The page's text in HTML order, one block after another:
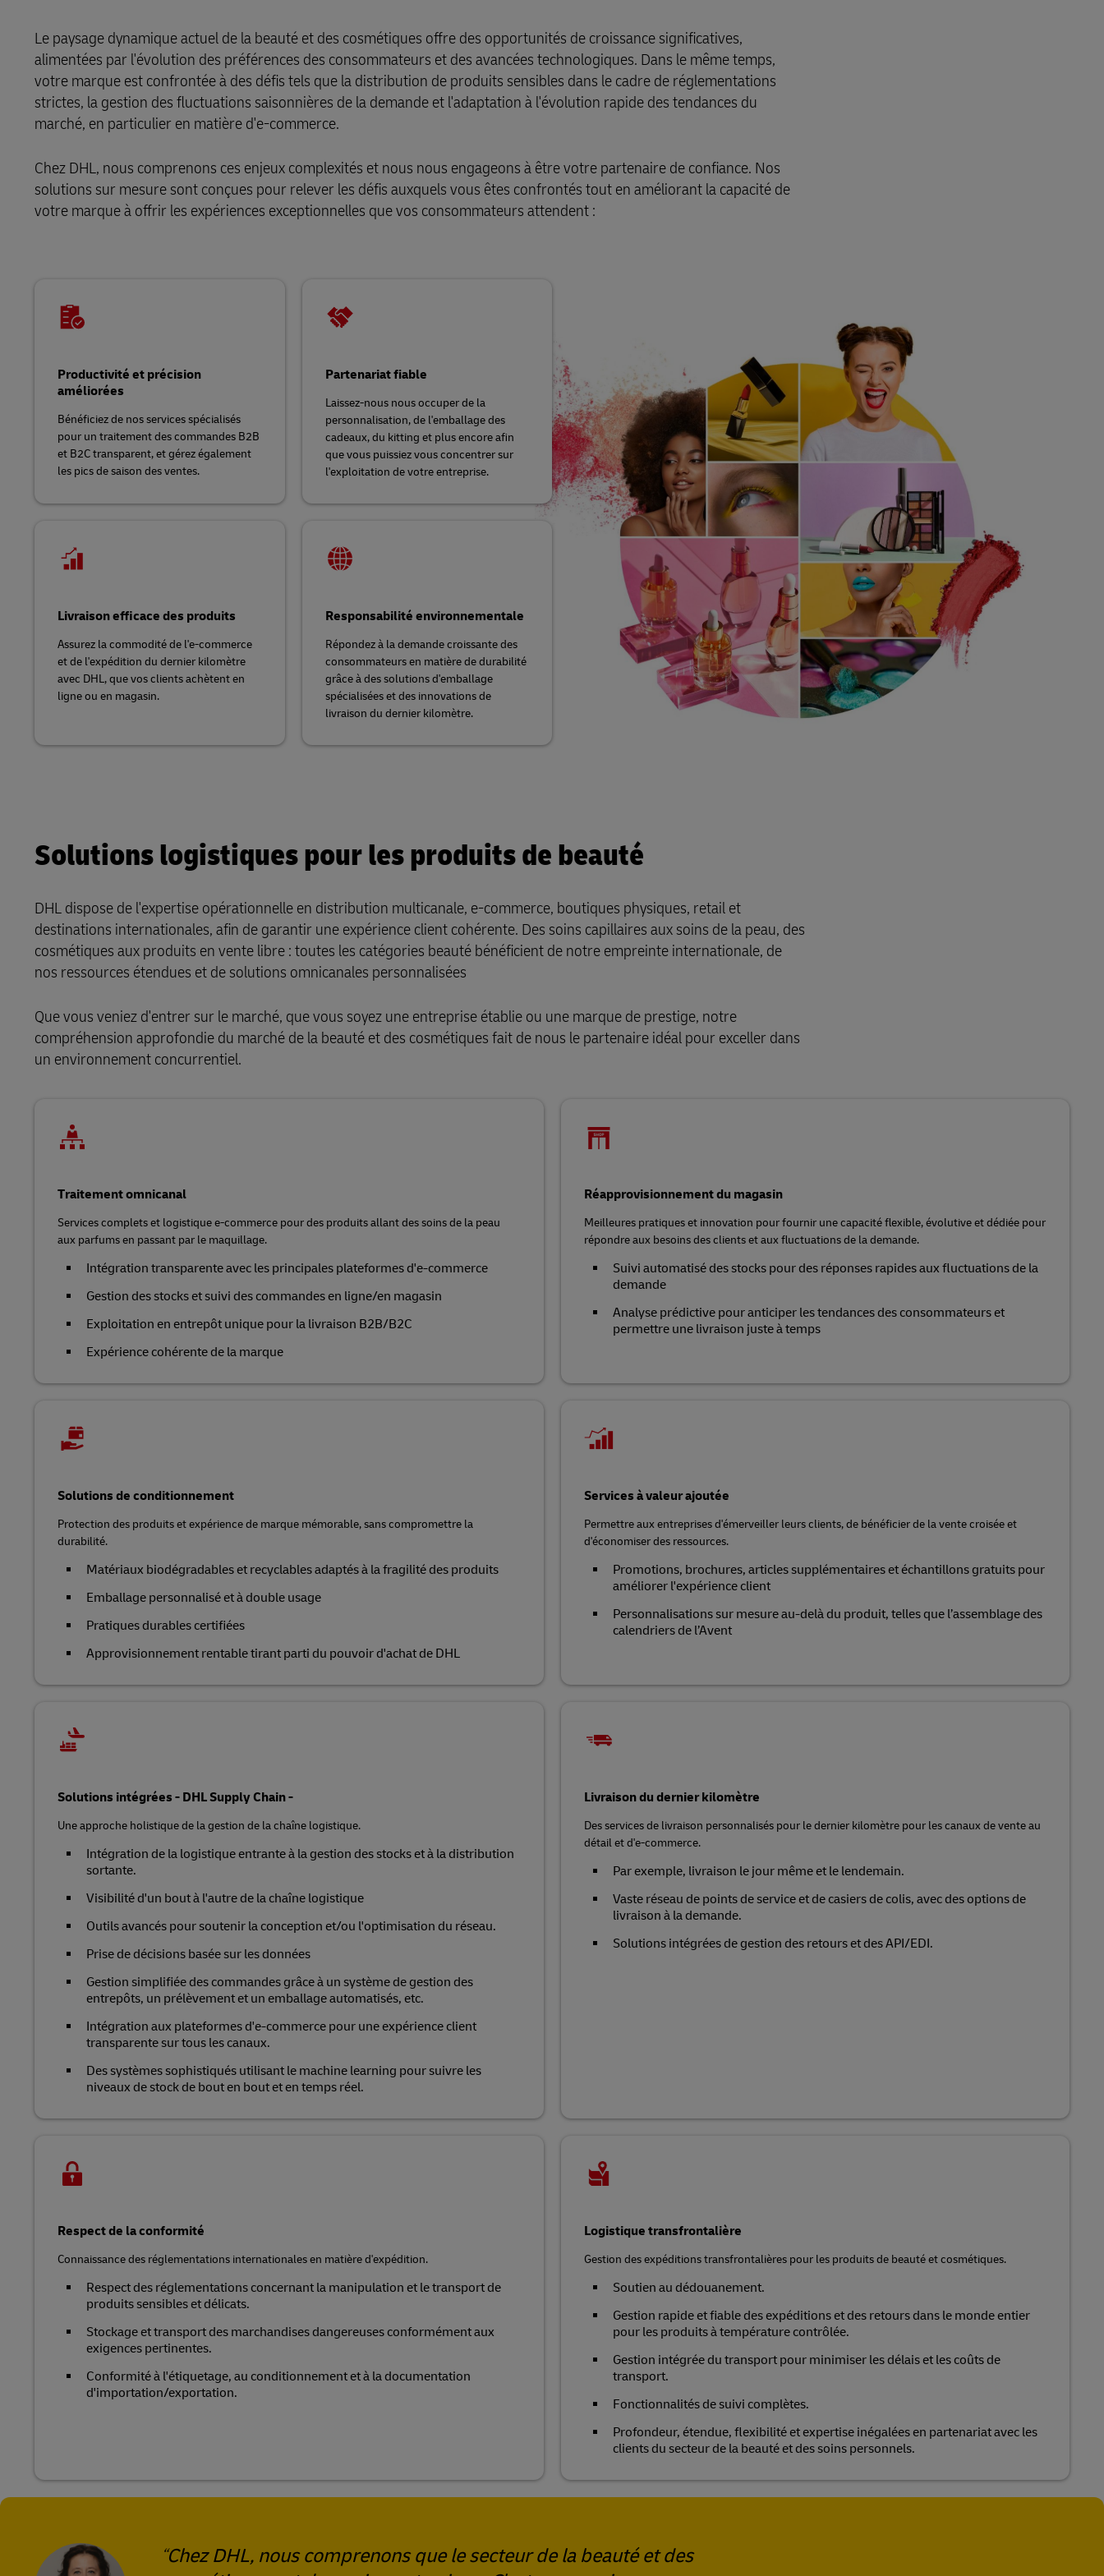
DHL SameDay
En savoir plus sur les portails
Le paysage dynamique actuel de la beauté et des cosmétiques offre des opportunités de croissance significatives,
alimentées par l'évolution des préférences des consommateurs et des avancées technologiques. Dans le même temps,
votre marque est confrontée à des défis tels que la distribution de produits sensibles dans le cadre de réglementations
strictes, la gestion des fluctuations saisonnières de la demande et l'adaptation à l'évolution rapide des tendances du
marché, en particulier en matière d'e-commerce.
Chez DHL, nous comprenons ces enjeux complexités et nous nous engageons à être votre partenaire de confiance. Nos
solutions sur mesure sont conçues pour relever les défis auxquels vous êtes confrontés tout en améliorant la capacité de
votre marque à offrir les expériences exceptionnelles que vos consommateurs attendent :
Productivité et précision
améliorées
Bénéficiez de nos services spécialisés
pour un traitement des commandes B2B
et B2C transparent, et gérez également
les pics de saison des ventes.
Partenariat fiable
Laissez-nous nous occuper de la
personnalisation, de l'emballage des
cadeaux, du kitting et plus encore afin
que vous puissiez vous concentrer sur
l'exploitation de votre entreprise.
Livraison efficace des produits
Assurez la commodité de l'e-commerce
et de l'expédition du dernier kilomètre
avec DHL, que vos clients achètent en
ligne ou en magasin.
Responsabilité environnementale
Répondez à la demande croissante des
consommateurs en matière de durabilité
grâce à des solutions d'emballage
spécialisées et des innovations de
livraison du dernier kilomètre.
Solutions logistiques pour les produits de beauté
DHL dispose de l'expertise opérationnelle en distribution multicanale, e-commerce, boutiques physiques, retail et
destinations internationales, afin de garantir une expérience client cohérente. Des soins capillaires aux soins de la peau, des
cosmétiques aux produits en vente libre : toutes les catégories beauté bénéficient de notre empreinte internationale, de
nos ressources étendues et de solutions omnicanales personnalisées
Que vous veniez d'entrer sur le marché, que vous soyez une entreprise établie ou une marque de prestige, notre
compréhension approfondie du marché de la beauté et des cosmétiques fait de nous le partenaire idéal pour exceller dans
un environnement concurrentiel.
Traitement omnicanal
Services complets et logistique e-commerce pour des produits allant des soins de la peau
aux parfums en passant par le maquillage.
Intégration transparente avec les principales plateformes d'e-commerce
Gestion des stocks et suivi des commandes en ligne/en magasin
Exploitation en entrepôt unique pour la livraison B2B/B2C
Expérience cohérente de la marque
Réapprovisionnement du magasin
Meilleures pratiques et innovation pour fournir une capacité flexible, évolutive et dédiée pour
répondre aux besoins des clients et aux fluctuations de la demande.
Suivi automatisé des stocks pour des réponses rapides aux fluctuations de la
demande
Analyse prédictive pour anticiper les tendances des consommateurs et
permettre une livraison juste à temps
Solutions de conditionnement
Protection des produits et expérience de marque mémorable, sans compromettre la
durabilité.
Matériaux biodégradables et recyclables adaptés à la fragilité des produits
Emballage personnalisé et à double usage
Pratiques durables certifiées
Approvisionnement rentable tirant parti du pouvoir d'achat de DHL
Services à valeur ajoutée
Permettre aux entreprises d'émerveiller leurs clients, de bénéficier de la vente croisée et
d'économiser des ressources.
Promotions, brochures, articles supplémentaires et échantillons gratuits pour
améliorer l'expérience client
Personnalisations sur mesure au-delà du produit, telles que l’assemblage des
calendriers de l’Avent
Solutions intégrées - DHL Supply Chain -
Une approche holistique de la gestion de la chaîne logistique.
Intégration de la logistique entrante à la gestion des stocks et à la distribution
sortante.
Visibilité d'un bout à l'autre de la chaîne logistique
Outils avancés pour soutenir la conception et/ou l'optimisation du réseau.
Prise de décisions basée sur les données
Gestion simplifiée des commandes grâce à un système de gestion des
entrepôts, un prélèvement et un emballage automatisés, etc.
Intégration aux plateformes d'e-commerce pour une expérience client
transparente sur tous les canaux.
Des systèmes sophistiqués utilisant le machine learning pour suivre les
niveaux de stock de bout en bout et en temps réel.
Livraison du dernier kilomètre
Des services de livraison personnalisés pour le dernier kilomètre pour les canaux de vente au
détail et d'e-commerce.
Par exemple, livraison le jour même et le lendemain.
Vaste réseau de points de service et de casiers de colis, avec des options de
livraison à la demande.
Solutions intégrées de gestion des retours et des API/EDI.
Respect de la conformité
Connaissance des réglementations internationales en matière d'expédition.
Respect des réglementations concernant la manipulation et le transport de
produits sensibles et délicats.
Stockage et transport des marchandises dangereuses conformément aux
exigences pertinentes.
Conformité à l'étiquetage, au conditionnement et à la documentation
d'importation/exportation.
Logistique transfrontalière
Gestion des expéditions transfrontalières pour les produits de beauté et cosmétiques.
Soutien au dédouanement.
Gestion rapide et fiable des expéditions et des retours dans le monde entier
pour les produits à température contrôlée.
Gestion intégrée du transport pour minimiser les délais et les coûts de
transport.
Fonctionnalités de suivi complètes.
Profondeur, étendue, flexibilité et expertise inégalées en partenariat avec les
clients du secteur de la beauté et des soins personnels.
Chez DHL, nous comprenons que le secteur de la beauté et des